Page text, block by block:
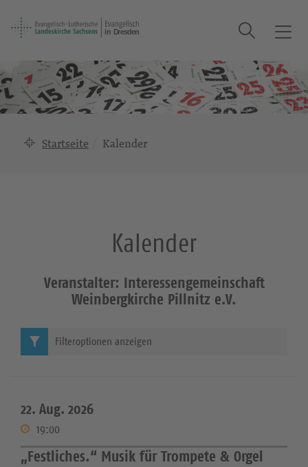
T
g
g
l
Suche
Startseite Kalender
Kalender
Veranstalter: Interessengemeinschaft
Weinbergkirche Pillnitz e.V.
22. Aug. 2026
19:00
„Festliches.“ Musik für Trompete & Orgel
Filteroptionen anzeigen